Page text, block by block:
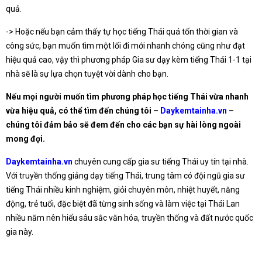
quả.
-> Hoặc nếu bạn cảm thấy tự học tiếng Thái quá tốn thời gian và
công sức, bạn muốn tìm một lối đi mới nhanh chóng cũng như đạt
hiệu quả cao, vậy thì phương pháp Gia sư dạy kèm tiếng Thái 1-1 tại
nhà sẽ là sự lựa chọn tuyệt vời dành cho bạn.
Nếu mọi người muốn tìm phương pháp học tiếng Thái vừa nhanh
vừa hiệu quả, có thể tìm đến chúng tôi – Daykemtainha.vn –
chúng tôi đảm bảo sẽ đem đến cho các bạn sự hài lòng ngoài
mong đợi.
Daykemtainha.vn chuyên cung cấp gia sư tiếng Thái uy tín tại nhà.
Với truyền thống giảng dạy tiếng Thái, trung tâm có đội ngũ gia sư
tiếng Thái nhiều kinh nghiệm, giỏi chuyên môn, nhiệt huyết, năng
động, trẻ tuổi, đặc biệt đã từng sinh sống và làm việc tại Thái Lan
nhiều năm nên hiểu sâu sắc văn hóa, truyền thống và đất nước quốc
gia này.